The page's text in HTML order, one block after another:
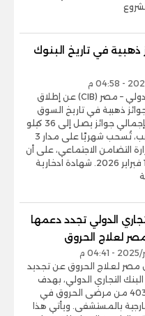
ذهبية في تاريخ البنوك
أعلن البنك التجاري الدولي – مصر (CIB) عن إطلاق
ذهبية في تاريخ السوق
المصرفي المصري، بإجمالي جوائز يصل إلى 36 كيلو
ذهب و1800 جنيه ذهب، تُسحب شهريًا على مدار 3
التضامن الاجتماعي، على أن
يُجرى أول سحب يوم 1 فبراير 2026. شهادة ادخارية
الدولي تجدد دعمها
لعلاج الحروق
لعلاج الحروق عن تجديد
التجاري الدولي، بهدف
تغطية تكاليف علاج 403 من مرضى الحروق في
بالمستشفى. ويأتي هذا